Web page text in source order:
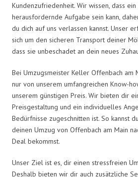
Kundenzufriedenheit. Wir wissen, dass
herausfordernde Aufgabe sein kann,
du dich auf uns verlassen kannst. Unser
sich um den sicheren Transport deiner
dass sie unbeschadet an dein neues
Bei Umzugsmeister Keller Offenbach am
nur von unserem umfangreichen Know-
unserem günstigen Preis. Wir bieten dir
Preisgestaltung und ein individuelles
Bedürfnisse zugeschnitten ist. So kannst
deinen Umzug von Offenbach am Main
Deal bekommst.
Unser Ziel ist es, dir einen stressfreien
Deshalb bieten wir dir auch zusätzliche